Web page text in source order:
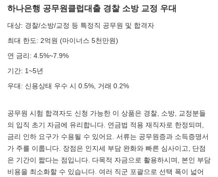
하나은행 공무원클럽대출 경찰 소방 교정 우대
대상: 경찰/소방/교정 등 특정직 공무원 및 합격자
최대 한도: 2억원 (마이너스 5천만원)
연 금리: 4.5%~7.9%
기간: 1~5년
우대: 신용상태 우수 시 0.5%, 거래 0.2%
공무원 시험 합격자도 신청 가능한 이 상품은 경찰, 소방, 교정분들
의 입직 초기 자금에 유리합니다. 연금법 적용 재직자로 한정되며,
금리 인하 요구가 수용될 수 있어요. 서류는 공무원증과 소득증명서
가 주를 이룹니다. 장점은 인지세 부담 완화와 빠른 심사이고, 단점
은 기간이 짧다는 점입니다. 다목적 자금으로 활용하시며, 본인 부담
비용을 최소화할 수 있습니다. 여러 직군 포괄으로 선택 폭이 넓어